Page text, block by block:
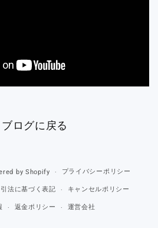
ブログに戻る
by Shopify プライバシーポリシー
法に基づく表記 キャンセルポリシー
返金ポリシー 運営会社